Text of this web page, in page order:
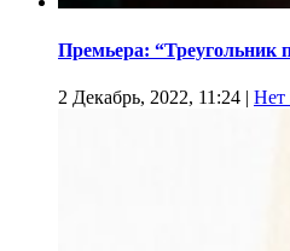
Премьера: “Треугольник
2 Декабрь, 2022, 11:24 | Нет